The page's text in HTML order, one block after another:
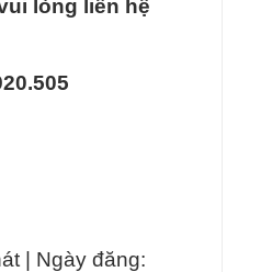
lòng liên hệ
| Ngày đăng: